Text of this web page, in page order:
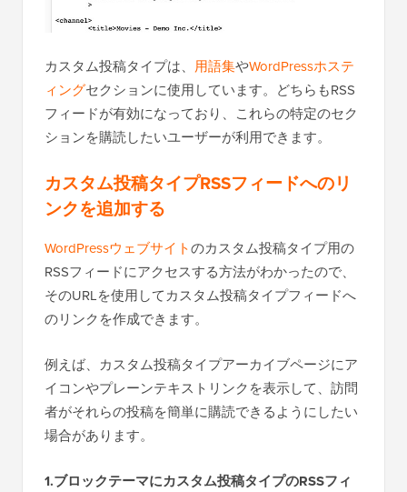
カスタム投稿タイプは、 用語集やWordPressホステ
ィングセクションに使用しています。どちらもRSS
フィードが有効になっており、これらの特定のセク
ションを購読したいユーザーが利用できます。
カスタム投稿タイプRSSフィードへのリ
ンクを追加する
WordPressウェブサイトのカスタム投稿タイプ用の
RSSフィードにアクセスする方法がわかったので、
そのURLを使用してカスタム投稿タイプフィードへ
のリンクを作成できます。
例えば、カスタム投稿タイプアーカイブページにア
イコンやプレーンテキストリンクを表示して、訪問
者がそれらの投稿を簡単に購読できるようにしたい
場合があります。
1.ブロックテーマにカスタム投稿タイプのRSSフィ